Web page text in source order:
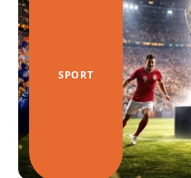
SPORT